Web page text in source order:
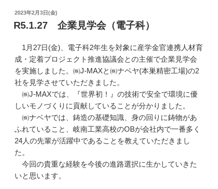
投
稿
日:
2023年2月3日(金)
R5.1.27 企業見学会（電子科）
1月27日(金)、電子科2年生を対象に産学金官連携人材育
成・定着プロジェクト推進協議会との主催で企業見学会
を実施しました。㈱J-MAXと㈱ナベヤ(本巣精密工場)の2
社を見学させていただきました。
㈱J-MAXでは、『世界初！』の技術で安全で環境に優
しいモノづくりに貢献していることが分かりました。
㈱ナベヤでは、鋳造の基礎知識、身の回りに鋳物があ
ふれていること、岐南工業高校のOBが会社内で一番多く
24人の先輩が活躍中であることを教えていただきまし
た。
今回の貴重な経験を今後の進路選択に生かしていきた
いと思います。